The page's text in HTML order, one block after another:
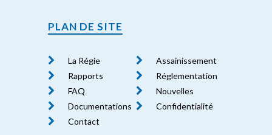
PLAN DE SITE
La Régie
Assainissement
Rapports
Réglementation
FAQ
Nouvelles
Documentations
Confidentialité
Contact